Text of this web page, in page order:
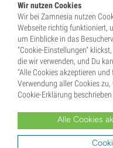
Wir nutzen Cookies
Wir bei Zamnesia nutzen
Webseite richtig funktioniert,
um Einblicke in das
"Cookie-Einstellungen"
die wir verwenden, und Du
"Alle Cookies akzeptieren
Verwendung aller Cookies
Cookie-Erklärung beschrieben
Alle Cookies
* Samen werden als Souvenirs verkauft.
Dir der dort geltenden Gesetze bewusst